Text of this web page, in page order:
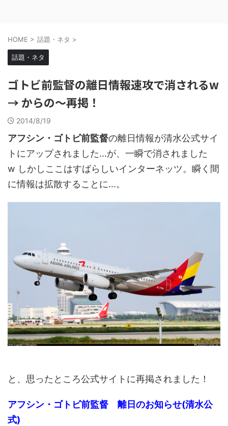
HOME > 話題・ネタ >
話題・ネタ
ゴトビ前監督の離日情報速攻で消されるw
→ からの～再掲！
2014/8/19
アフシン・ゴトビ前監督の離日情報が清水公式サイ
トにアップされました...が、一瞬で消されました
w しかしここはすばらしいインターネッツ。瞬く間
に情報は拡散することに...。
と、思ったところ公式サイトに再掲されました！
アフシン・ゴトビ前監督 離日のお知らせ(清水公
式)